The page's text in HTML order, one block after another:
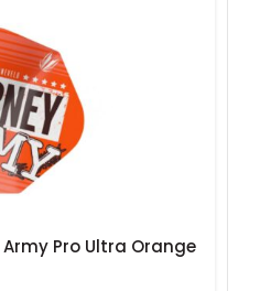
Pro Ultra Orange